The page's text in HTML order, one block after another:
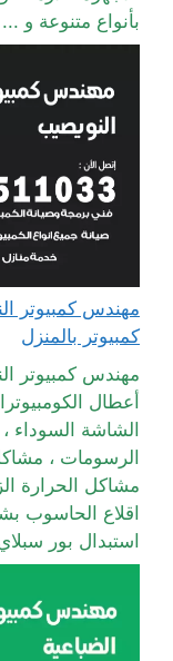
بأنواع متنوعة و ...
كمبيوتر بالمنزل
مهندس كمبيوتر
أعطال
الشاشة السوداء
الرسومات ،
مشاكل الحرارة
اقلاع الحاسوب
استبدال بور